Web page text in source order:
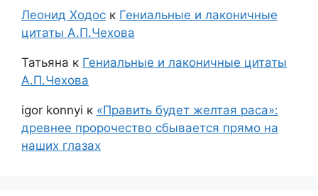
Леонид Ходос к Гениальные и лаконичные
цитаты А.П.Чехова
Татьяна к Гениальные и лаконичные цитаты
А.П.Чехова
igor konnyi к «Править будет желтая раса»:
древнее пророчество сбывается прямо на
наших глазах